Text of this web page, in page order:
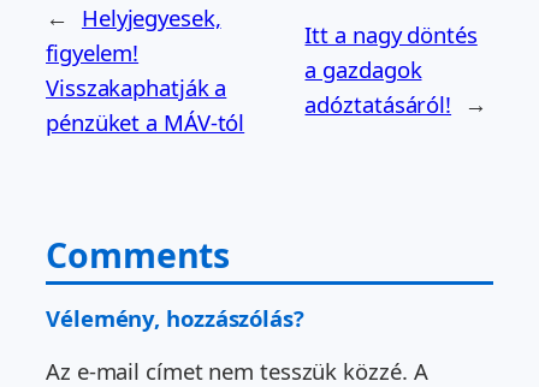
← Helyjegyesek,
figyelem!
Visszakaphatják a
pénzüket a MÁV-tól
Itt a nagy döntés
a gazdagok
adóztatásáról! →
Comments
Vélemény, hozzászólás?
Az e-mail címet nem tesszük közzé. A